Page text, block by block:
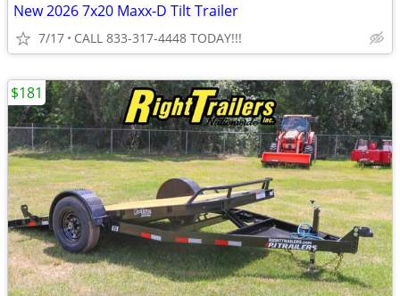
New 2026 7x20 Maxx-D Tilt Trailer
7/17 CALL 833-317-4448 TODAY!!!
$181